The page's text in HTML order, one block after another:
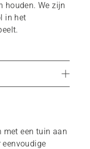
houden. We zijn
in het
met een tuin aan
eenvoudige